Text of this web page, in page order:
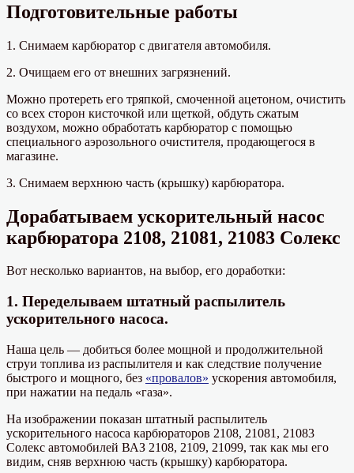
Подготовительные работы
1. Снимаем карбюратор с двигателя автомобиля.
2. Очищаем его от внешних загрязнений.
Можно протереть его тряпкой, смоченной ацетоном, очистить
со всех сторон кисточкой или щеткой, обдуть сжатым
воздухом, можно обработать карбюратор с помощью
специального аэрозольного очистителя, продающегося в
магазине.
3. Снимаем верхнюю часть (крышку) карбюратора.
Дорабатываем ускорительный насос
карбюратора 2108, 21081, 21083 Солекс
Вот несколько вариантов, на выбор, его доработки:
1. Переделываем штатный распылитель
ускорительного насоса.
Наша цель — добиться более мощной и продолжительной
струи топлива из распылителя и как следствие получение
быстрого и мощного, без «провалов» ускорения автомобиля,
при нажатии на педаль «газа».
На изображении показан штатный распылитель
ускорительного насоса карбюраторов 2108, 21081, 21083
Солекс автомобилей ВАЗ 2108, 2109, 21099, так как мы его
видим, сняв верхнюю часть (крышку) карбюратора.